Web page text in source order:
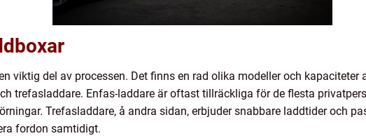
viktig del av processen. Det finns en rad olika modeller och kapaciteter
trefasladdare. Enfas-laddare är oftast tillräckliga för de flesta
Trefasladdare, å andra sidan, erbjuder snabbare laddtider och
fordon samtidigt.